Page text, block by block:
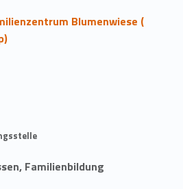
Blumenwiese (
Familienbildung